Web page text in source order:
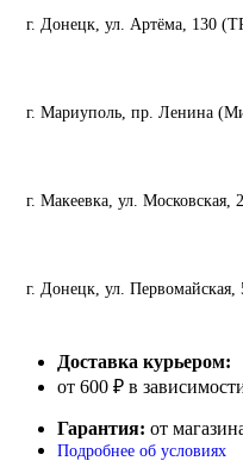
г. Донецк, ул. Артёма, 130
г. Мариуполь, пр. Ленина
г. Макеевка, ул. Московская,
г. Донецк, ул.
Доставка курьером:
от 600 ₽ в
Гарантия: от
Подробнее об условиях